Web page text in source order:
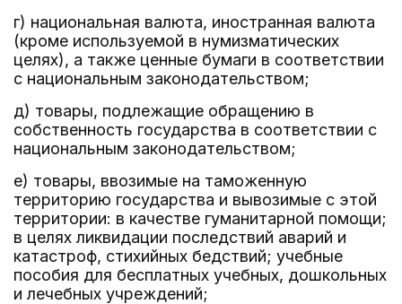
г) национальная валюта, иностранная валюта
(кроме используемой в нумизматических
целях), а также ценные бумаги в соответствии
с национальным законодательством;
д) товары, подлежащие обращению в
собственность государства в соответствии с
национальным законодательством;
е) товары, ввозимые на таможенную
территорию государства и вывозимые с этой
территории: в качестве гуманитарной помощи;
в целях ликвидации последствий аварий и
катастроф, стихийных бедствий; учебные
пособия для бесплатных учебных, дошкольных
и лечебных учреждений;